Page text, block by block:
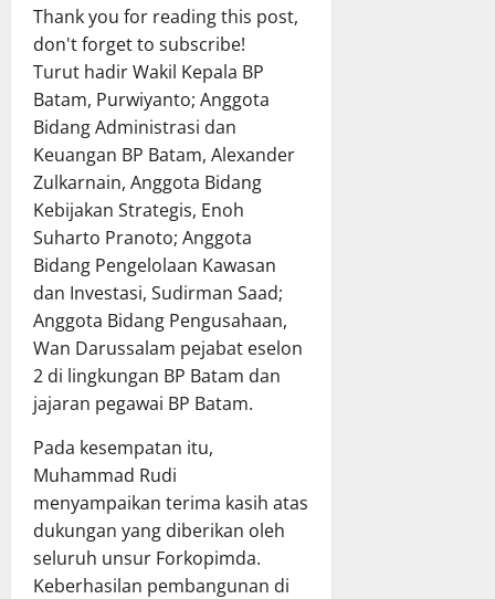
Thank you for reading this post,
don't forget to subscribe!
Turut hadir Wakil Kepala BP
Batam, Purwiyanto; Anggota
Bidang Administrasi dan
Keuangan BP Batam, Alexander
Zulkarnain, Anggota Bidang
Kebijakan Strategis, Enoh
Suharto Pranoto; Anggota
Bidang Pengelolaan Kawasan
dan Investasi, Sudirman Saad;
Anggota Bidang Pengusahaan,
Wan Darussalam pejabat eselon
2 di lingkungan BP Batam dan
jajaran pegawai BP Batam.
Pada kesempatan itu,
Muhammad Rudi
menyampaikan terima kasih atas
dukungan yang diberikan oleh
seluruh unsur Forkopimda.
Keberhasilan pembangunan di